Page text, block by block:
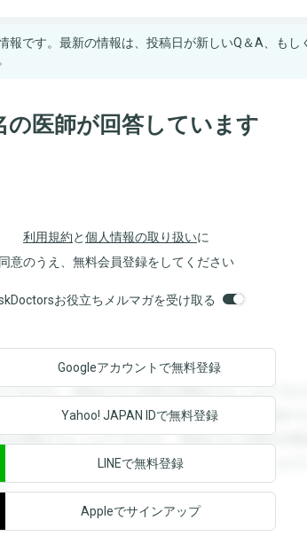
報です。最新の情報は、投稿日が新しいQ＆A、もし
の医師が回答しています
利用規約と個人情報の取り扱いに
同意のうえ、無料会員登録をしてください
お役立ちメルマガを受け取る
できます。登録すると回答を閲覧することができ
録すると回答を閲覧することができます。登録す
を閲覧することができます。登録すると回答を閲
とができます。登録すると回答を閲覧することが
。
Googleアカウントで無料登録
Yahoo! JAPAN IDで無料登録
LINEで無料登録
Appleでサインアップ